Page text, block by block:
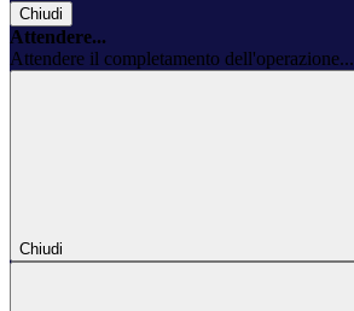
Chiudi
Attendere...
Attendere il completamento dell'operazione...
Chiudi